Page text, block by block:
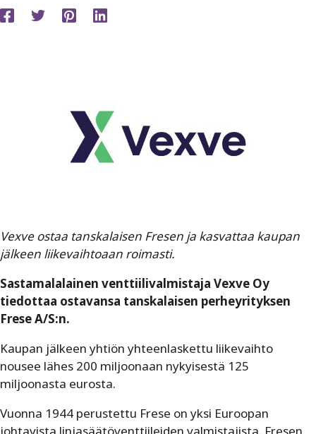
Vexve ostaa tanskalaisen Fresen ja kasvattaa kaupan
jälkeen liikevaihtoaan roimasti.
Sastamalalainen venttiilivalmistaja Vexve Oy
tiedottaa ostavansa tanskalaisen perheyrityksen
Frese A/S:n.
Kaupan jälkeen yhtiön yhteenlaskettu liikevaihto
nousee lähes 200 miljoonaan nykyisestä 125
miljoonasta eurosta.
Vuonna 1944 perustettu Frese on yksi Euroopan